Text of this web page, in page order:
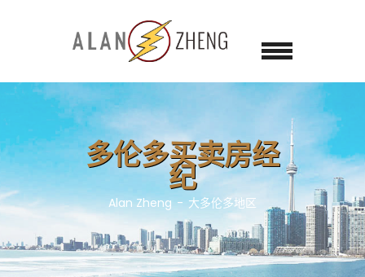
多伦多买卖房经
纪
Alan Zheng 大多伦多地区